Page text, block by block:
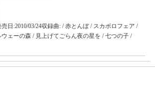
日:2010/03/24収録曲: / 赤とんぼ / スカボロフェア /
ウェーの森 / 見上げてごらん夜の星を / 七つの子 /